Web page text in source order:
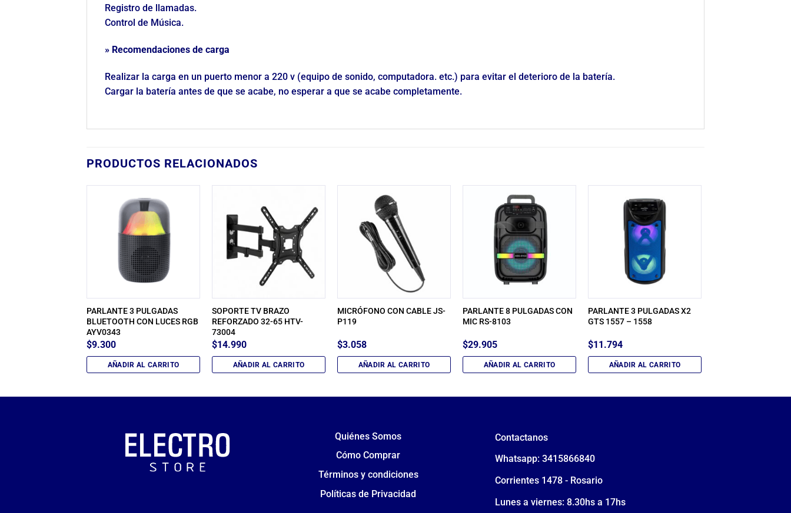
Registro de llamadas.
Control de Música.
» Recomendaciones de carga
Realizar la carga en un puerto menor a 220 v (equipo de sonido, computadora. etc.) para evitar el deterioro de la batería.
Cargar la batería antes de que se acabe, no esperar a que se acabe completamente.
PRODUCTOS RELACIONADOS
PARLANTE 3 PULGADAS
BLUETOOTH CON LUCES RGB
AYV0343
$9.300
AÑADIR AL CARRITO
SOPORTE TV BRAZO
REFORZADO 32-65 HTV-
73004
$14.990
AÑADIR AL CARRITO
MICRÓFONO CON CABLE JS-
P119
$3.058
AÑADIR AL CARRITO
PARLANTE 8 PULGADAS CON
MIC RS-8103
$29.905
AÑADIR AL CARRITO
PARLANTE 3 PULGADAS X2
GTS 1557 – 1558
$11.794
AÑADIR AL CARRITO
Quiénes Somos
Cómo Comprar
Términos y condiciones
Políticas de Privacidad
Contactanos
Whatsapp: 3415866840
Corrientes 1478 - Rosario
Lunes a viernes: 8.30hs a 17hs